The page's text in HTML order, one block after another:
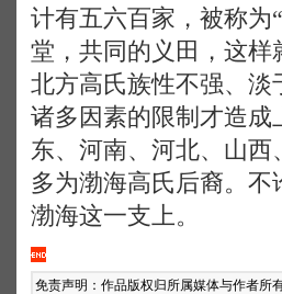
计有五六百家，被称为
堂，共同的义田，这
北方高氏族性不强、
诸多因素的限制才造
东、河南、河北、山
多为渤海高氏后裔。
渤海这一支上。
免责声明：作品版权归所属媒体与作者所